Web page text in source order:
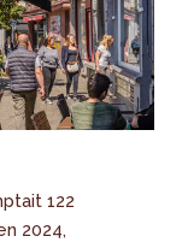
122
2024,